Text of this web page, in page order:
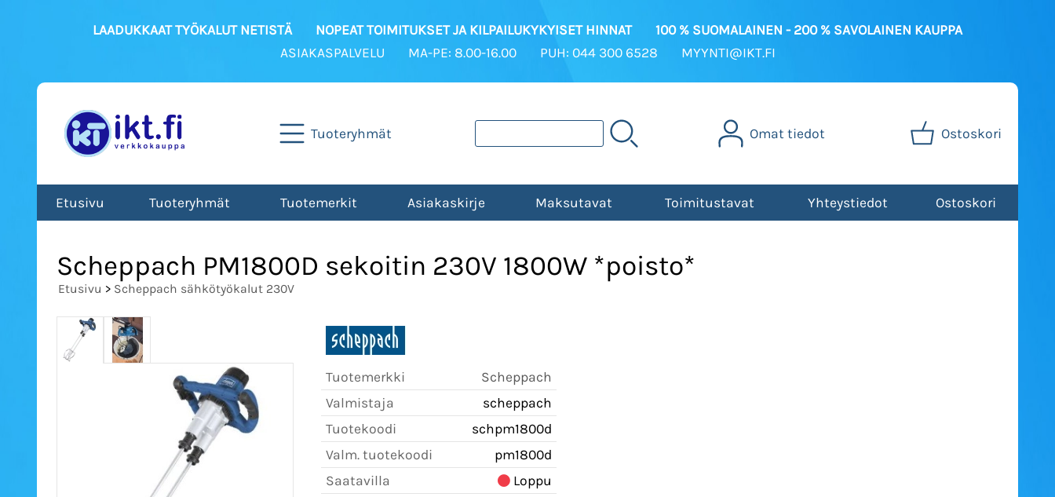
LAADUKKAAT TYÖKALUT NETISTÄ NOPEAT TOIMITUKSET JA KILPAILUKYKYISET HINNAT
100 % SUOMALAINEN - 200 % SAVOLAINEN KAUPPA
ASIAKASPALVELU
MA-PE: 8.00-16.00 PUH: 044 300 6528 MYYNTI@IKT.FI
Tuoteryhmät Omat tiedot Ostoskori
Etusivu Tuoteryhmät Tuotemerkit Asiakaskirje Maksutavat Toimitustavat Yhteystiedot Ostoskori
Scheppach PM1800D sekoitin 230V 1800W *poisto*
Etusivu > Scheppach sähkötyökalut 230V
Tuotemerkki
Scheppach
Valmistaja
scheppach
Tuotekoodi
schpm1800d
Valm. tuotekoodi
pm1800d
Saatavilla
Loppu